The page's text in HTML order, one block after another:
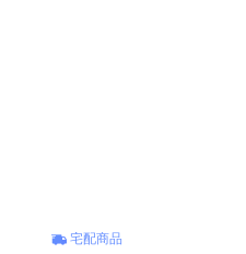
宅配商品